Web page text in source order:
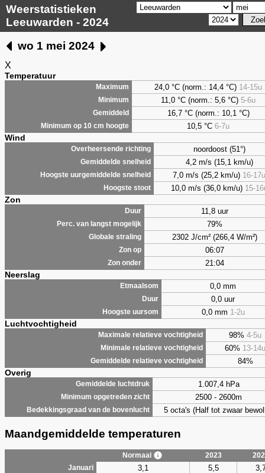
Weerstatistieken
Leeuwarden - 2024
wo 1 mei 2024
X
Temperatuur
Maximum 24,0 °C (norm.: 14,4 °C) 14-15u
Minimum 11,0 °C (norm.: 5,6 °C) 5-6u
Gemiddeld 16,7 °C (norm.: 10,1 °C)
Minimum op 10 cm hoogte 10,5 °C 6-7u
Wind
Overheersende richting noordoost (51°)
Gemiddelde snelheid 4,2 m/s (15,1 km/u)
Hoogste uurgemiddelde snelheid 7,0 m/s (25,2 km/u) 16-17u
Hoogste stoot 10,0 m/s (36,0 km/u) 15-
Zon
Duur 11,8 uur
Perc. van langst mogelijk 79%
Globale straling 2302 J/cm² (266,4 W/m²)
Zon op 06:07
Zon onder 21:04
Neerslag
Etmaalsom 0,0 mm
Duur 0,0 uur
Hoogste uursom 0,0 mm 1-2u
Luchtvochtigheid
Maximale relatieve vochtigheid 98% 4-5u
Minimale relatieve vochtigheid 60% 13-14u
Gemiddelde relatieve vochtigheid 84%
Overig
Gemiddelde luchtdruk 1.007,4 hPa
Minimum opgetreden zicht 2500 - 2600m
Bedekkingsgraad van de bovenlucht 5 octa's (Half tot zwaar
Maandgemiddelde temperaturen
Normaal 2023
Januari
3,1 5,5